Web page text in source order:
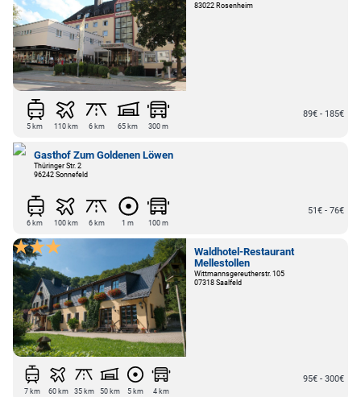
83022 Rosenheim
5 km 110 km 6 km 65 km 300 m
89€ - 185€
Gasthof Zum Goldenen Löwen
Thüringer Str. 2
96242 Sonnefeld
6 km 100 km 6 km 1 m 100 m
51€ - 76€
Waldhotel-Restaurant
Mellestollen
Wittmannsgereutherstr. 105
07318 Saalfeld
7 km 60 km 35 km 50 km 5 km 4 km
95€ - 300€